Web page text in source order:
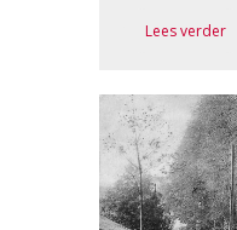
Lees verder